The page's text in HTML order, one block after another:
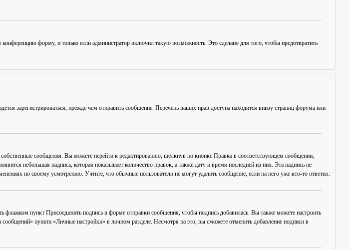
форму, и только если администратор включил такую возможность. Это сделано для того, чтобы предотвратить
зарегистрироваться, прежде чем отправить сообщение. Перечень ваших прав доступа находится внизу страниц форума или
сообщения. Вы можете перейти к редактированию, щёлкнув по кнопке Правка в соответствующем сообщении,
небольшая надпись, которая показывает количество правок, а также дату и время последней из них. Эта надпись не
по своему усмотрению. Учтите, что обычные пользователи не могут удалить сообщение, если на него уже кто-то ответил.
флажком пункт Присоединить подпись в форме отправки сообщения, чтобы подпись добавилась. Вы также можете настроить
пункта «Личные настройки» в личном разделе. Несмотря на это, вы сможете отменить добавление подписи в